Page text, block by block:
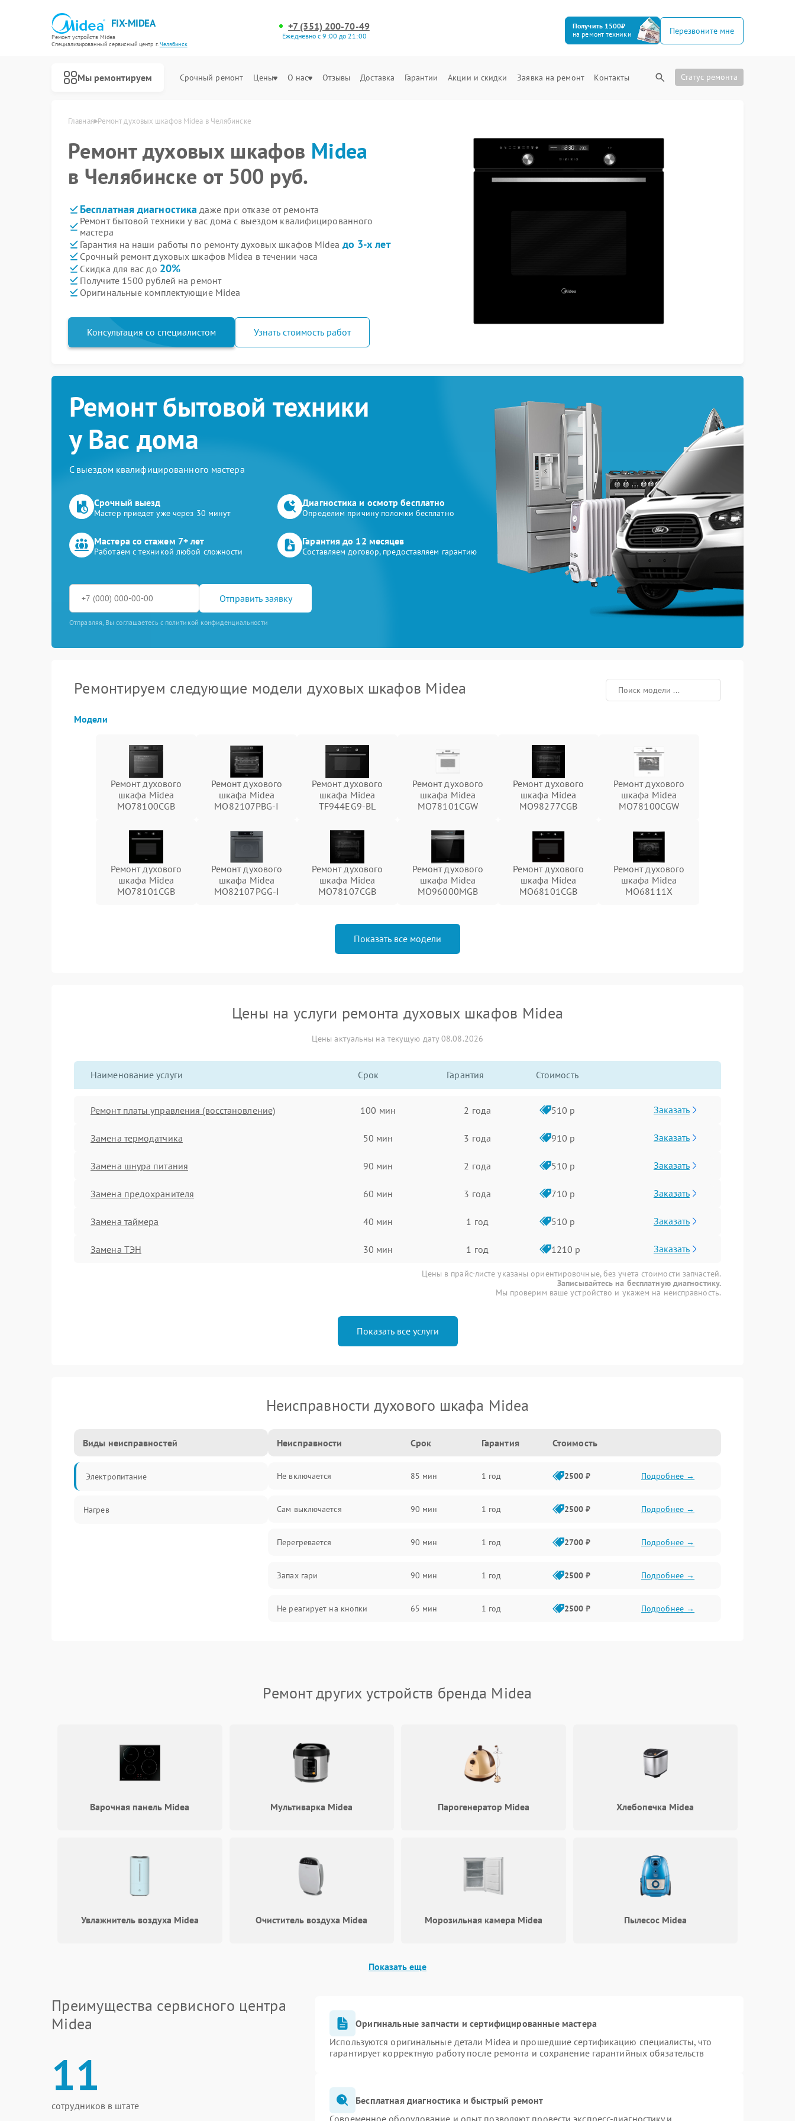
FIX-MIDEA
Ремонт устройств Midea
Специализированный cервисный центр г.Челябинск
+7 (351) 200-70-49
Ежедневно с 9:00 до 21:00
Получить 1500₽
на ремонт техники
Перезвоните мне
Мы ремонтируем Срочный ремонт Цены О нас Отзывы Доставка Гарантии Акции и скидки Заявка на ремонт Контакты Статус ремонта
Главная Ремонт духовых шкафов Midea в Челябинске
Ремонт духовых шкафов Midea
в Челябинске от 500 руб.
Бесплатная диагностика даже при отказе от ремонта
Ремонт бытовой техники у вас дома с выездом квалифицированного
мастера
Гарантия на наши работы по ремонту духовых шкафов Midea до 3-х лет
Срочный ремонт духовых шкафов Midea в течении часа
Скидка для вас до 20%
Получите 1500 рублей на ремонт
Оригинальные комплектующие Midea
Консультация со специалистом Узнать стоимость работ
Ремонт бытовой техники
у Вас дома
С выездом квалифицированного мастера
Срочный выезд
Мастер приедет уже через 30 минут
Диагностика и осмотр бесплатно
Определим причину поломки бесплатно
Мастера со стажем 7+ лет
Работаем с техникой любой сложности
Гарантия до 12 месяцев
Составляем договор, предоставляем гарантию
Отправить заявку
Отправляя, Вы соглашаетесь с политикой конфиденциальности
Ремонтируем следующие модели духовых шкафов Midea
Модели
Ремонт духового
шкафа Midea
MO78100CGB
Ремонт духового
шкафа Midea
MO82107PBG-I
Ремонт духового
шкафа Midea
TF944EG9-BL
Ремонт духового
шкафа Midea
MO78101CGW
Ремонт духового
шкафа Midea
MO98277CGB
Ремонт духового
шкафа Midea
MO78100CGW
Ремонт духового
шкафа Midea
MO78101CGB
Ремонт духового
шкафа Midea
MO82107PGG-I
Ремонт духового
шкафа Midea
MO78107CGB
Ремонт духового
шкафа Midea
MO96000MGB
Ремонт духового
шкафа Midea
MO68101CGB
Ремонт духового
шкафа Midea
MO68111X
Показать все модели
Цены на услуги ремонта духовых шкафов Midea
Цены актуальны на текущую дату 08.08.2026
Наименование услуги Срок Гарантия Стоимость
Ремонт платы управления (восстановление) 100 мин 2 года 510 р Заказать
Замена термодатчика 50 мин 3 года 910 р Заказать
Замена шнура питания 90 мин 2 года 510 р Заказать
Замена предохранителя 60 мин 3 года 710 р Заказать
Замена таймера 40 мин 1 год 510 р Заказать
Замена ТЭН 30 мин 1 год 1210 р Заказать
Цены в прайс-листе указаны ориентировочные, без учета стоимости запчастей.
Записывайтесь на бесплатную диагностику.
Мы проверим ваше устройство и укажем на неисправность.
Показать все услуги
Неисправности духового шкафа Midea
Виды неисправностей
Электропитание
Нагрев
Неисправности Срок Гарантия Стоимость
Не включается 85 мин 1 год 2500 ₽ Подробнее →
Сам выключается 90 мин 1 год 2500 ₽ Подробнее →
Перегревается 90 мин 1 год 2700 ₽ Подробнее →
Запах гари 90 мин 1 год 2500 ₽ Подробнее →
Не реагирует на кнопки 65 мин 1 год 2500 ₽ Подробнее →
Ремонт других устройств бренда Midea
Варочная панель Midea Мультиварка Midea Парогенератор Midea Хлебопечка Midea
Увлажнитель воздуха Midea Очиститель воздуха Midea Морозильная камера Midea Пылесос Midea
Показать еще
Преимущества сервисного центра
Midea
11
сотрудников в штате
Оригинальные запчасти и сертифицированные мастера
Используются оригинальные детали Midea и прошедшие сертификацию специалисты, что
гарантирует корректную работу после ремонта и сохранение гарантийных обязательств
Бесплатная диагностика и быстрый ремонт
Современное оборудование и опыт позволяют провести экспресс-диагностику и